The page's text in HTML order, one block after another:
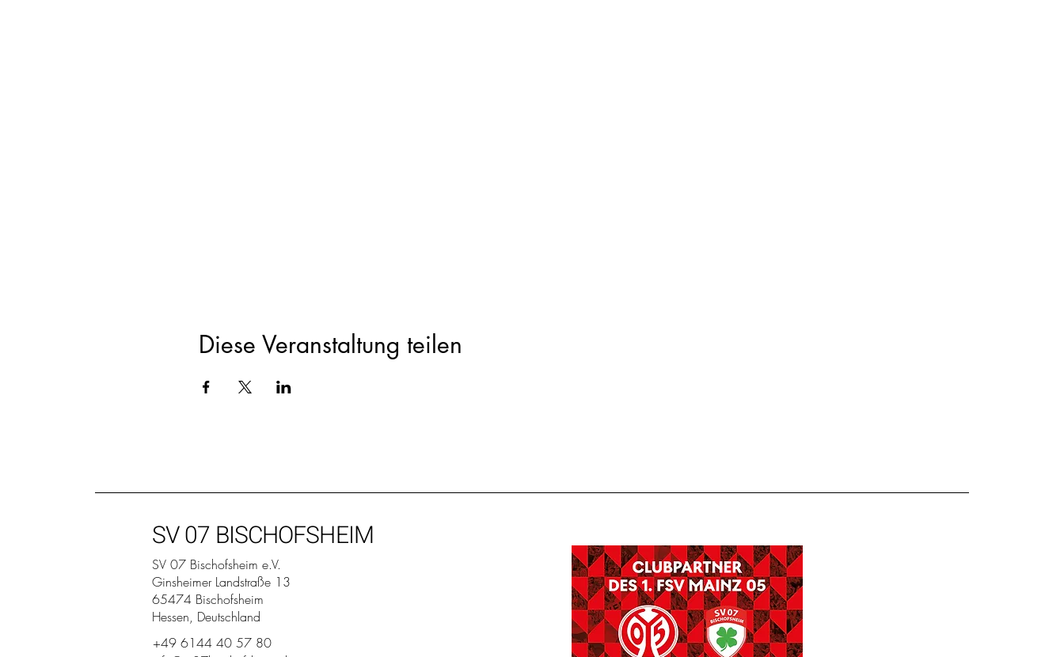
Diese Veranstaltung teilen
SV 07 BISCHOFSHEIM
SV 07 Bischofsheim e.V.
Ginsheimer Landstraße 13
65474 Bischofsheim
Hessen, Deutschland
+49 6144 40 57 80